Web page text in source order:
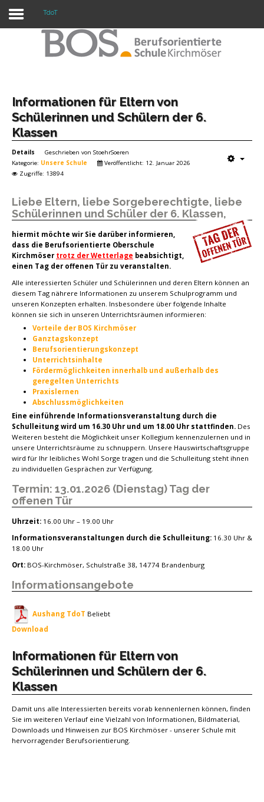
Warning: "continue" targeting switch is equivalent
Home
Profil
Unterricht
Mitwirkung
Kontakt
TdoT
Informationen für Eltern von
Schülerinnen und Schülern der 6.
Klassen
Details Geschrieben von StoehrSoeren
Kategorie: Unsere Schule
Veröffentlicht: 12. Januar 2026
Zugriffe: 13894
Liebe Eltern, liebe Sorgeberechtigte, liebe
Schülerinnen und Schüler der 6. Klassen,
hiermit möchte wir Sie darüber informieren,
dass die Berufsorientierte Oberschule
Kirchmöser trotz der Wetterlage beabsichtigt,
einen Tag der offenen Tür zu veranstalten.
Alle interessierten Schüler und Schülerinnen und deren Eltern können an
diesem Tag nährere Informationen zu unserem Schulprogramm und
unseren Konzepten erhalten. Insbesondere über folgende Inhalte
können sie sich in unseren Unterrichtsräumen informieren:
Vorteile der BOS Kirchmöser
Ganztagskonzept
Berufsorientierungskonzept
Unterrichtsinhalte
Fördermöglichkeiten innerhalb und außerhalb des
geregelten Unterrichts
Praxislernen
Abschlussmöglichkeiten
Eine einführende Informationsveranstaltung durch die
Schulleitung wird um 16.30 Uhr und um 18.00 Uhr stattfinden. Des
Weiteren besteht die Möglichkeit unser Kollegium kennenzulernen und in
unsere Unterrichtsräume zu schnuppern. Unsere Hauswirtschaftsgruppe
wird für Ihr leibliches Wohl Sorge tragen und die Schulleitung steht ihnen
zu individuellen Gesprächen zur Verfügung.
Termin: 13.01.2026 (Dienstag) Tag der
offenen Tür
Uhrzeit: 16.00 Uhr – 19.00 Uhr
Informationsveranstaltungen durch die Schulleitung: 16.30 Uhr &
18.00 Uhr
Ort: BOS-Kirchmöser, Schulstraße 38, 14774 Brandenburg
Informationsangebote
Aushang TdoT Beliebt
Download
Informationen für Eltern von
Schülerinnen und Schülern der 6.
Klassen
Damit uns alle Interessierten bereits vorab kennenlernen können, finden
Sie im weiteren Verlauf eine Vielzahl von Informationen, Bildmaterial,
Downloads und Hinweisen zur BOS Kirchmöser - unserer Schule mit
hervorragender Berufsorientierung.